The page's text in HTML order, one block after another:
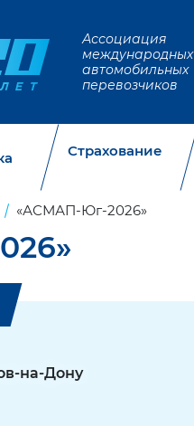
Ассоциация
международных
автомобильных
перевозчиков
Страхование
«АСМАП-Юг-2026»
на-Дону